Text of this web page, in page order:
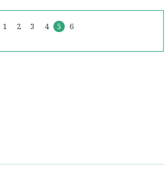
1 2 3 4 5
6